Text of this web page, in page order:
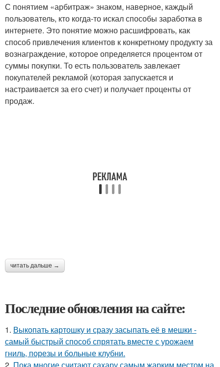
С понятием «арбитраж» знаком, наверное, каждый
пользователь, кто когда-то искал способы заработка в
интернете. Это понятие можно расшифровать, как
способ привлечения клиентов к конкретному продукту за
вознаграждение, которое определяется процентом от
суммы покупки. То есть пользователь завлекает
покупателей рекламой (которая запускается и
настраивается за его счет) и получает проценты от
продаж.
читать дальше →
Последние обновления на сайте:
1. Выкопать картошку и сразу засыпать её в мешки -
самый быстрый способ спрятать вместе с урожаем
гниль, порезы и больные клубни.
2. Пока многие считают сахару самым жарким местом на